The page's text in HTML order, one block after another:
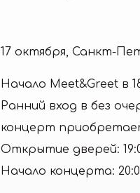
17 октября, Санкт-
Начало Meet&Greet в
Ранний вход в без
концерт
Открытие дверей:
Начало концерта: